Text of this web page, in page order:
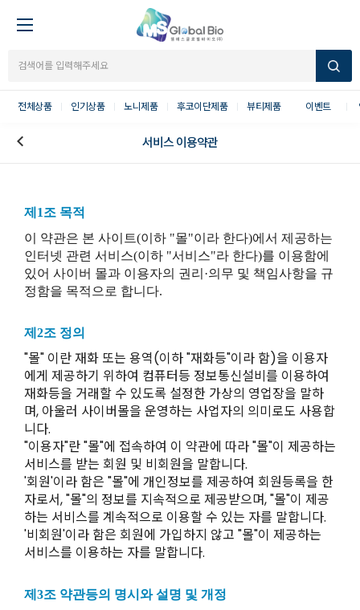
전체상품 인기상품 노니제품 후코이단제품 뷰티제품 이벤트
서비스 이용약관
제1조 목적
이 약관은 본 사이트(이하 "몰"이라 한다)에서 제공하는
인터넷 관련 서비스(이하 "서비스"라 한다)를 이용함에
있어 사이버 몰과 이용자의 권리·의무 및 책임사항을 규
정함을 목적으로 합니다.
제2조 정의
"몰" 이란 재화 또는 용역(이하 "재화등"이라 함)을 이용자
에게 제공하기 위하여 컴퓨터등 정보통신설비를 이용하여
재화등을 거래할 수 있도록 설정한 가상의 영업장을 말하
며, 아울러 사이버몰을 운영하는 사업자의 의미로도 사용합
니다.
"이용자"란 "몰"에 접속하여 이 약관에 따라 "몰"이 제공하는
서비스를 받는 회원 및 비회원을 말합니다.
'회원'이라 함은 "몰"에 개인정보를 제공하여 회원등록을 한
자로서, "몰"의 정보를 지속적으로 제공받으며, "몰"이 제공
하는 서비스를 계속적으로 이용할 수 있는 자를 말합니다.
'비회원'이라 함은 회원에 가입하지 않고 "몰"이 제공하는
서비스를 이용하는 자를 말합니다.
제3조 약관등의 명시와 설명 및 개정